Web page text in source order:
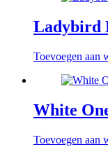
Ladybird
Toevoegen aan
White
Toevoegen aan